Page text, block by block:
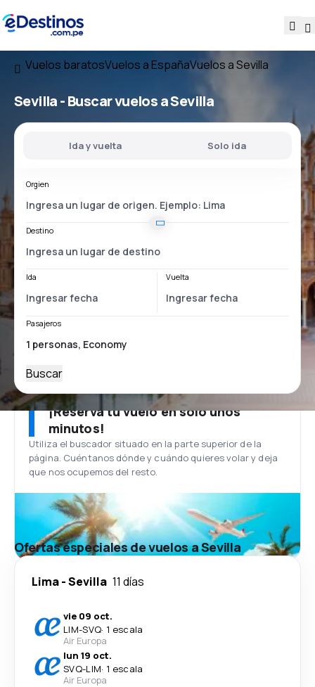
Vuelos baratosVuelos a EspañaVuelos a Sevilla
Sevilla - Buscar vuelos a Sevilla
Ida y vuelta Solo ida
Orgien
Destino
Ida Vuelta
Pasajeros
Buscar
¡Reserva tu vuelo en solo unos
minutos!
Utiliza el buscador situado en la parte superior de la
página. Cuéntanos dónde y cuándo quieres volar y deja
que nos ocupemos del resto.
Ofertas especiales de vuelos a Sevilla
Lima-Sevilla 11 días
vie 09 oct.
LIM-SVQ· 1 escala
Air Europa
lun 19 oct.
SVQ-LIM· 1 escala
Air Europa